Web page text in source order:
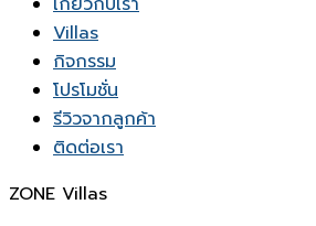
Villas
กิจกรรม
โปรโมชั่น
รีวิวจากลูกค้า
ติดต่อเรา
ZONE Villas